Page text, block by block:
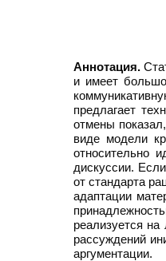
Аннотация.
и имеет
предлагает
отмены
виде модели
относительно
дискуссии.
от стандарта
адаптации
реализуется на
рассуждений
аргументации.